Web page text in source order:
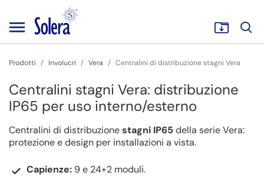
Prodotti Involucri Vera Centralini di distribuzione stagni Vera
Centralini stagni Vera: distribuzione
IP65 per uso interno/esterno
Centralini di distribuzionestagni IP65 della serie Vera:
protezione e design per installazioni a vista.
Capienze: 9 e 24+2 moduli.